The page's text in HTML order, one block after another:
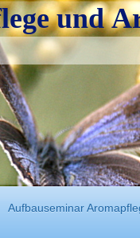
und
Aufbauseminar